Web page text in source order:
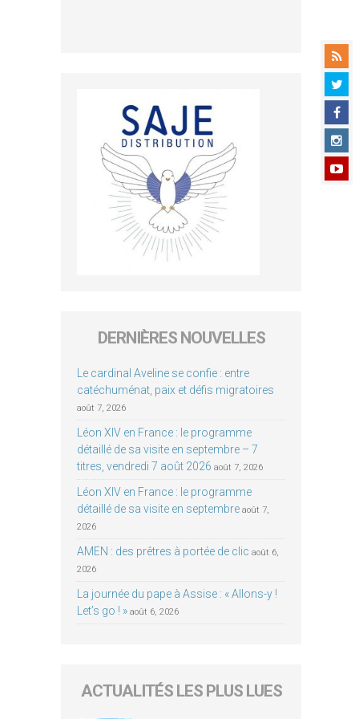
DERNIÈRES NOUVELLES
Le cardinal Aveline se confie : entre
catéchuménat, paix et défis migratoires
août 7, 2026
Léon XIV en France : le programme
détaillé de sa visite en septembre – 7
titres, vendredi 7 août 2026 août 7, 2026
Léon XIV en France : le programme
détaillé de sa visite en septembre août 7,
2026
AMEN : des prêtres à portée de clic août 6,
2026
La journée du pape à Assise : « Allons-y !
Let’s go ! » août 6, 2026
ACTUALITÉS LES PLUS LUES